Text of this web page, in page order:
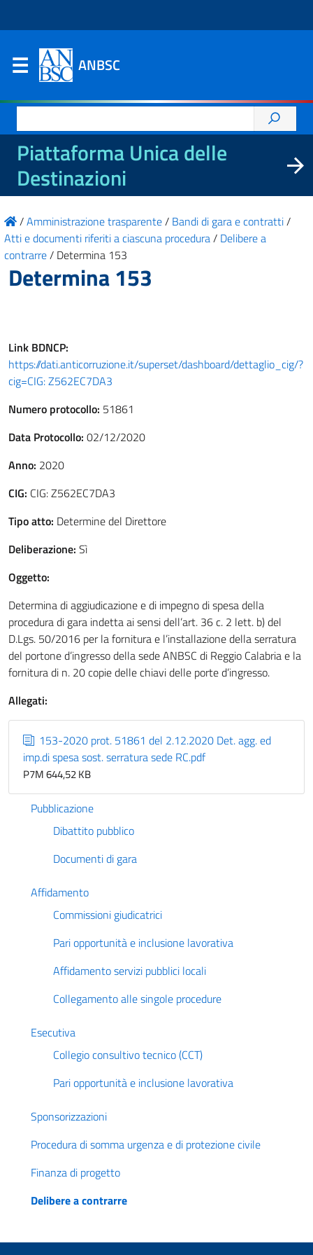
ANBSC
per:
Piattaforma Unica delle
Destinazioni
/Amministrazione trasparente/ Bandi di gara e contratti/
Atti e documenti riferiti a ciascuna procedura/ Delibere a
contrarre/ Determina 153
Determina 153
Link BDNCP:
https://dati.anticorruzione.it/superset/dashboard/dettaglio_cig/?
cig=CIG: Z562EC7DA3
Numero protocollo: 51861
Data Protocollo: 02/12/2020
Anno: 2020
CIG: CIG: Z562EC7DA3
Tipo atto: Determine del Direttore
Deliberazione: Sì
Oggetto:
Determina di aggiudicazione e di impegno di spesa della
procedura di gara indetta ai sensi dell’art. 36 c. 2 lett. b) del
D.Lgs. 50/2016 per la fornitura e l’installazione della serratura
del portone d’ingresso della sede ANBSC di Reggio Calabria e la
fornitura di n. 20 copie delle chiavi delle porte d’ingresso.
Allegati:
153-2020 prot. 51861 del 2.12.2020 Det. agg. ed
imp.di spesa sost. serratura sede RC.pdf
P7M 644,52 KB
Pubblicazione
Dibattito pubblico
Documenti di gara
Affidamento
Commissioni giudicatrici
Pari opportunità e inclusione lavorativa
Affidamento servizi pubblici locali
Collegamento alle singole procedure
Esecutiva
Collegio consultivo tecnico (CCT)
Pari opportunità e inclusione lavorativa
Sponsorizzazioni
Procedura di somma urgenza e di protezione civile
Finanza di progetto
Delibere a contrarre